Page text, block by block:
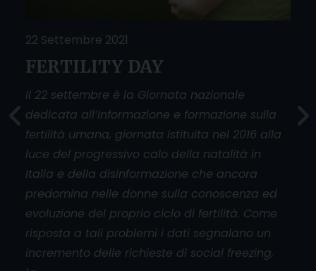
22 Settembre 2021
FERTILITY DAY
Il 22 settembre è la Giornata nazionale
dedicata all’informazione e formazione sulla
fertilità umana, giornata istituita nel 2016 alla
luce del progressivo calo della natalità in
Italia e della disinformazione che ancora
predomina nelle donne sulla conoscenza ed
evoluzione del proprio ciclo di fertilità. Come
risposta a tali problemi i dati segnalano un
incremento delle richieste di social freezing,
La